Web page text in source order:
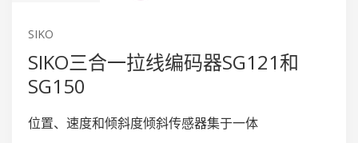
SIKO
SIKO三合一拉线编码器SG121和
SG150
位置、速度和倾斜度倾斜传感器集于一体